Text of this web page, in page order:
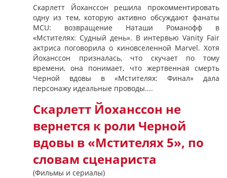
Скарлетт Йоханссон решила прокомментировать
одну из тем, которую активно обсуждают фанаты
MCU: возвращение Наташи Романофф в
«Мстителях: Судный день». В интервью Vanity Fair
актриса поговорила о киновселенной Marvel. Хотя
Йоханссон призналась, что скучает по тому
времени, она понимает, что жертвенная смерть
Черной вдовы в «Мстителях: Финал» дала
персонажу идеальные проводы....
Скарлетт Йоханссон не
вернется к роли Черной
вдовы в «Мстителях 5», по
словам сценариста
(Фильмы и сериалы)